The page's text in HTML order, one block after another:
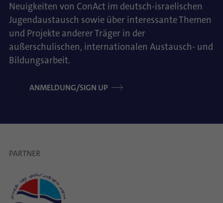
Neuigkeiten von ConAct im deutsch-israelischen
Jugendaustausch sowie über interessante Themen
und Projekte anderer Träger in der
außerschulischen, internationalen Austausch- und
Bildungsarbeit.
ANMELDUNG/SIGN UP
PARTNER